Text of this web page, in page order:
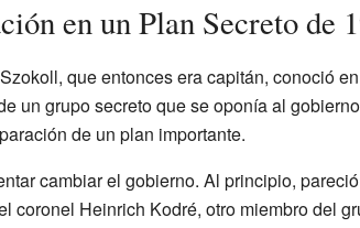
en un Plan Secreto de
que entonces era capitán, conoció
un grupo secreto que se oponía al
de un plan importante.
cambiar el gobierno. Al principio,
coronel Heinrich Kodré, otro miembro del